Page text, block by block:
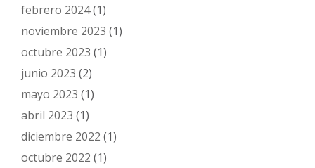
febrero 2024(1)
noviembre 2023 (1)
octubre 2023 (1)
junio 2023 (2)
mayo 2023 (1)
abril 2023 (1)
diciembre 2022 (1)
octubre 2022 (1)